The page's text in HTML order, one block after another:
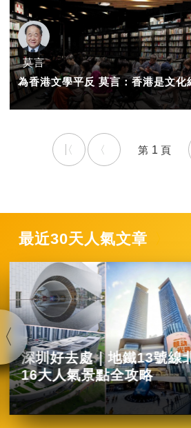
莫言
為香港文學平反 莫言：香港是文化
1
最近30天人氣文章
深圳好去處｜地鐵13號線
16大人氣景點全攻略